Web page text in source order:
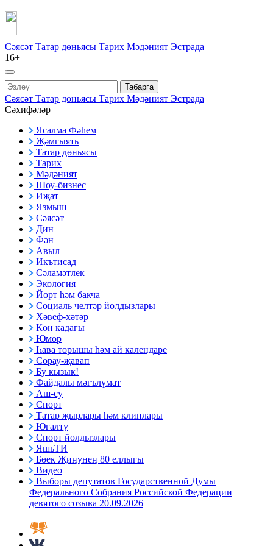
Сәясәт Татар дөньясы Тарих Мәдәният Эстрада
16+
Табарга
Сәясәт Татар дөньясы Тарих Мәдәният Эстрада
Сәхифәләр
Ясалма Фәһем
Җәмгыять
Татар дөньясы
Тарих
Мәдәният
Шоу-бизнес
Иҗат
Язмыш
Сәясәт
Дин
Фән
Авыл
Икътисад
Сәламәтлек
Экология
Йорт һәм бакча
Социаль челтәр йолдызлары
Хәвеф-хәтәр
Көн кадагы
Юмор
Һава торышы һәм ай календаре
Сорау-җавап
Бу кызык!
Файдалы мәгълүмат
Аш-су
Спорт
Татар җырлары һәм клиплары
Югалту
Спорт йолдызлары
ЯшьТИ
Бөек Җиңүнең 80 еллыгы
Видео
Выборы депутатов Государственной Думы
Федерального Собрания Российской Федерации
девятого созыва 20.09.2026